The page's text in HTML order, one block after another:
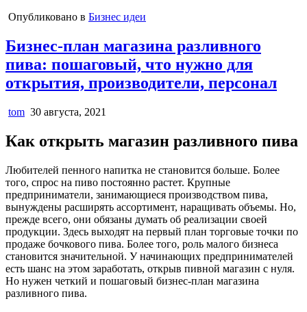
Опубликовано в Бизнес идеи
Бизнес-план магазина разливного
пива: пошаговый, что нужно для
открытия, производители, персонал
tom 30 августа, 2021
Как открыть магазин разливного пива
Любителей пенного напитка не становится больше. Более
того, спрос на пиво постоянно растет. Крупные
предприниматели, занимающиеся производством пива,
вынуждены расширять ассортимент, наращивать объемы. Но,
прежде всего, они обязаны думать об реализации своей
продукции. Здесь выходят на первый план торговые точки по
продаже бочкового пива. Более того, роль малого бизнеса
становится значительной. У начинающих предпринимателей
есть шанс на этом заработать, открыв пивной магазин с нуля.
Но нужен четкий и пошаговый бизнес-план магазина
разливного пива.